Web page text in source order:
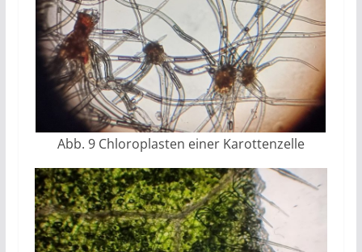
Abb. 9 Chloroplasten einer Karottenzelle